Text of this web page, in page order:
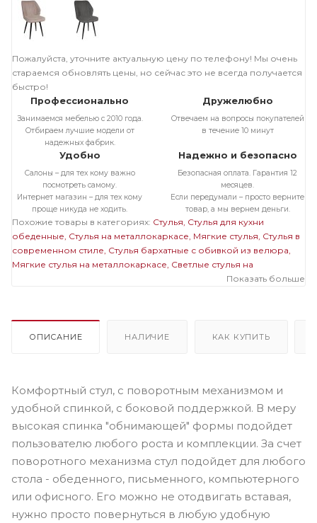
Пожалуйста, уточните актуальную цену по телефону! Мы очень
стараемся обновлять цены, но сейчас это не всегда получается
быстро!
Профессионально
Занимаемся мебелью с 2010 года.
Отбираем лучшие модели от
надежных фабрик.
Дружелюбно
Отвечаем на вопросы покупателей
в течение 10 минут
Удобно
Салоны – для тех кому важно
посмотреть самому.
Интернет магазин – для тех кому
проще никуда не ходить.
Надежно и безопасно
Безопасная оплата. Гарантия 12
месяцев.
Если передумали – просто верните
товар, а мы вернем деньги.
Похожие товары в категориях: Стулья Стулья для кухни
обеденные Стулья на металлокаркасе Мягкие стулья Стулья в
современном стиле Стулья бархатные с обивкой из велюра
Мягкие стулья на металлокаркасе Светлые стулья на
Стулья бархатные с обивкой из велюра на
Показать больше
ОПИСАНИЕ НАЛИЧИЕ КАК КУПИТЬ
Комфортный стул, с поворотным механизмом и
удобной спинкой, с боковой поддержкой. В меру
высокая спинка "обнимающей" формы подойдет
пользователю любого роста и комплекции. За счет
поворотного механизма стул подойдет для любого
стола - обеденного, письменного, компьютерного
или офисного. Его можно не отодвигать вставая,
нужно просто повернуться в любую удобную